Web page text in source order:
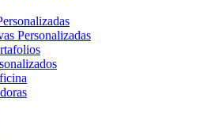
Personalizadas